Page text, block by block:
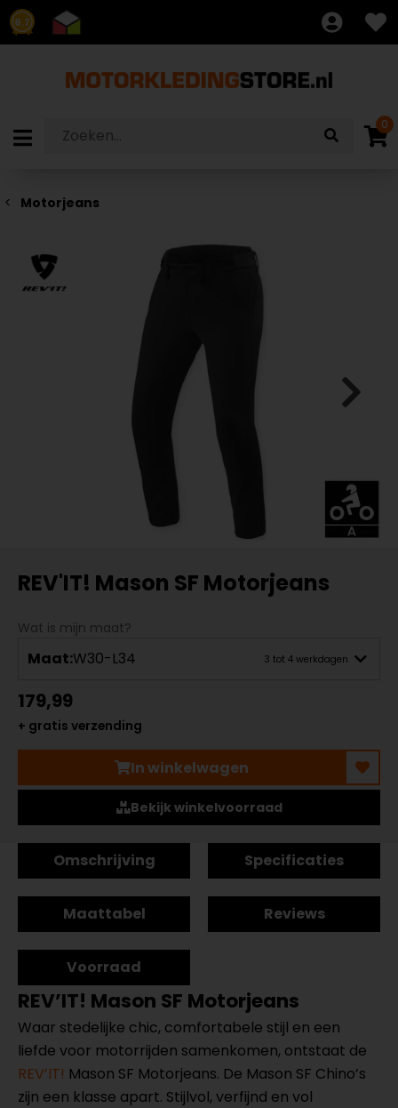
8.7
0
Motorjeans
REV'IT! Mason SF Motorjeans
Wat is mijn maat?
Maat:W30-L34 3 tot 4 werkdagen
179,99
+ gratis verzending
In winkelwagen
Bekijk winkelvoorraad
Omschrijving Specificaties
Maattabel Reviews
Voorraad
REV’IT! Mason SF Motorjeans
Waar stedelijke chic, comfortabele stijl en een
liefde voor motorrijden samenkomen, ontstaat de
REV’IT! Mason SF Motorjeans. De Mason SF Chino’s
zijn een klasse apart. Stijlvol, verfijnd en vol